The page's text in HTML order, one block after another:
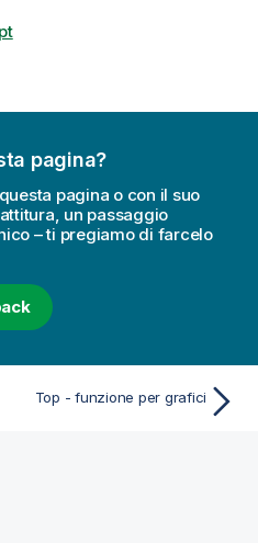
pagina?
pagina o con il suo
un passaggio
– ti pregiamo di farcelo
Top - funzione per grafici